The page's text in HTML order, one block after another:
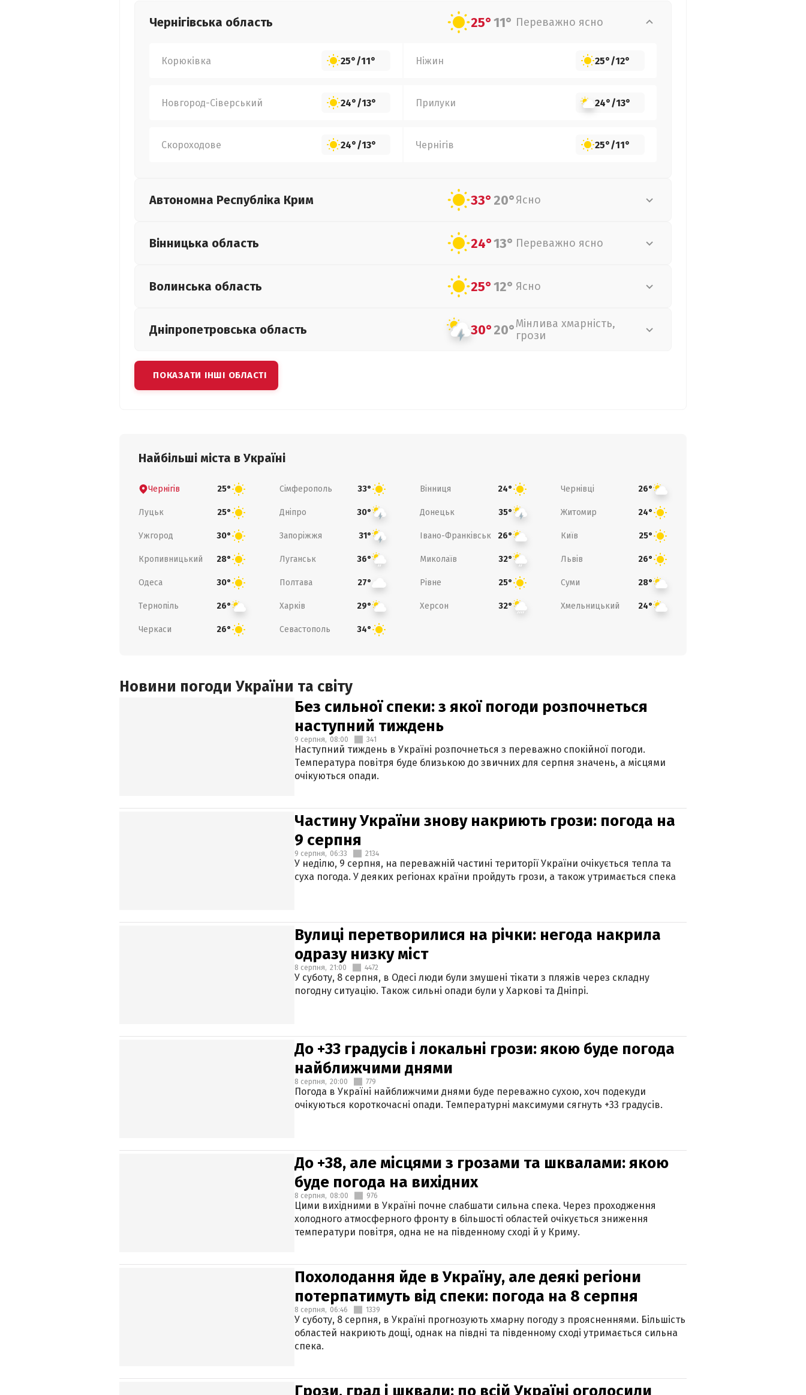
Чернігівська область 25°11° Переважно ясно
Корюківка 25°/11° Ніжин 25°/12°
Новгород-Сіверський 24°/13° Прилуки 24°/13°
Скороходове 24°/13° Чернігів 25°/11°
Автономна Республіка Крим 33°20°Ясно
Вінницька область 24°13° Переважно ясно
Волинська область 25°12° Ясно
Дніпропетровська область 30°20°Мінлива хмарність,
грози
ПОКАЗАТИ ІНШІ ОБЛАСТІ
Найбільші міста в Україні
Чернігів 25° Сімферополь 33° Вінниця 24° Чернівці 26°
Луцьк 25° Дніпро 30° Донецьк 35° Житомир 24°
Ужгород 30° Запоріжжя 31° Івано-Франківськ 26° Київ 25°
Кропивницький 28° Луганськ 36° Миколаїв 32° Львів 26°
Одеса 30° Полтава 27° Рівне 25° Суми 28°
Тернопіль 26° Харків 29° Херсон 32° Хмельницький 24°
Черкаси 26° Севастополь 34°
Новини погоди України та світу
Без сильної спеки: з якої погоди розпочнеться
наступний тиждень
9 серпня, 08:00 341
Наступний тиждень в Україні розпочнеться з переважно спокійної погоди.
Температура повітря буде близькою до звичних для серпня значень, а місцями
очікуються опади.
Частину України знову накриють грози: погода на
9 серпня
9 серпня, 06:33 2134
У неділю, 9 серпня, на переважній частині території України очікується тепла та
суха погода. У деяких регіонах країни пройдуть грози, а також утримається спека
Вулиці перетворилися на річки: негода накрила
одразу низку міст
8 серпня, 21:00 4472
У суботу, 8 серпня, в Одесі люди були змушені тікати з пляжів через складну
погодну ситуацію. Також сильні опади були у Харкові та Дніпрі.
До +33 градусів і локальні грози: якою буде погода
найближчими днями
8 серпня, 20:00 779
Погода в Україні найближчими днями буде переважно сухою, хоч подекуди
очікуються короткочасні опади. Температурні максимуми сягнуть +33 градусів.
До +38, але місцями з грозами та шквалами: якою
буде погода на вихідних
8 серпня, 08:00 976
Цими вихідними в Україні почне слабшати сильна спека. Через проходження
холодного атмосферного фронту в більшості областей очікується зниження
температури повітря, одна не на південному сході й у Криму.
Похолодання йде в Україну, але деякі регіони
потерпатимуть від спеки: погода на 8 серпня
8 серпня, 06:46 1339
У суботу, 8 серпня, в Україні прогнозують хмарну погоду з проясненнями. Більшість
областей накриють дощі, однак на півдні та південному сході утримається сильна
спека.
Грози, град і шквали: по всій Україні оголосили